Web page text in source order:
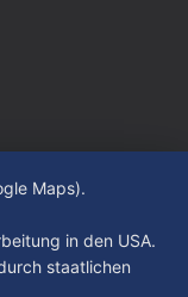
Maps).
in den USA.
staatlichen